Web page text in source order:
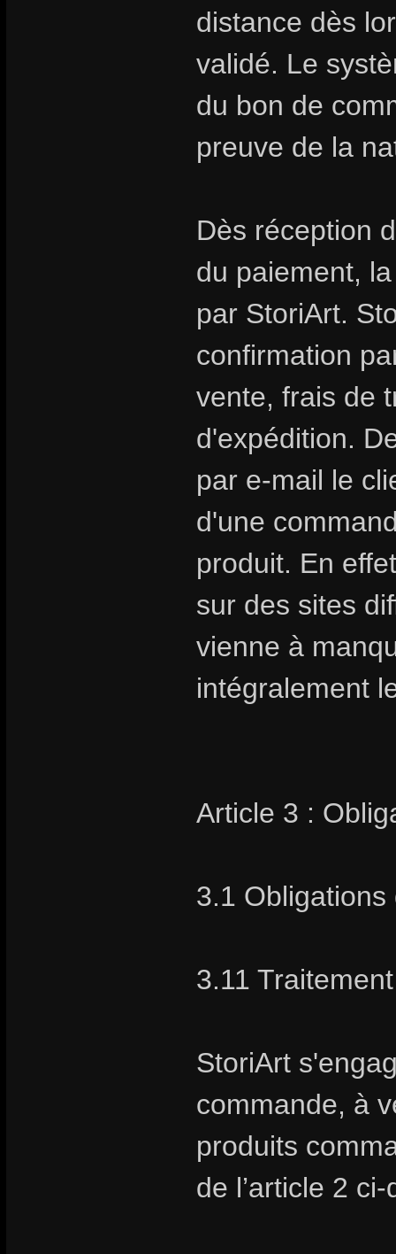
distance dès
validé. Le
du bon de
preuve de la
Dès réception
du paiement,
par StoriArt.
confirmation
vente, frais de
d'expédition.
par e-mail le
d'une
produit. En
sur des sites
vienne à
intégralement
Article 3 :
3.1
3.11
StoriArt
commande, à
produits
de l’article 2